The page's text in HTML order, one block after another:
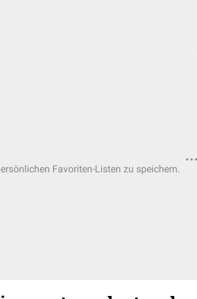
Favoriten-Listen zu speichern.